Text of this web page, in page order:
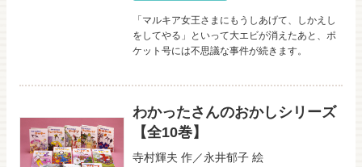
「マルキア女王さまにもうしあげて、しかえし
をしてやる」といって大エビが消えたあと、ポ
ケット号には不思議な事件が続きます。
わかったさんのおかしシリーズ
【全10巻】
寺村輝夫 作／永井郁子 絵